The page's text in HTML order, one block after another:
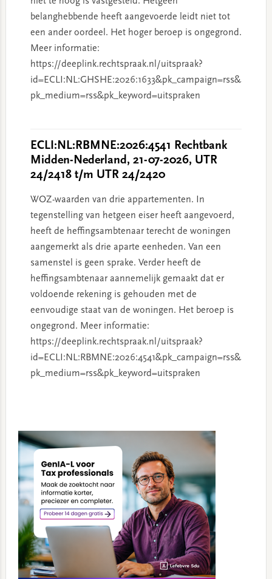
belanghebbende heeft aangevoerde leidt niet tot
een ander oordeel. Het hoger beroep is ongegrond.
Meer informatie:
https://deeplink.rechtspraak.nl/uitspraak?
id=ECLI:NL:GHSHE:2026:1633&pk_campaign=rss&
pk_medium=rss&pk_keyword=uitspraken
ECLI:NL:RBMNE:2026:4541 Rechtbank
Midden-Nederland, 21-07-2026, UTR
24/2418 t/m UTR 24/2420
WOZ-waarden van drie appartementen. In
tegenstelling van hetgeen eiser heeft aangevoerd,
heeft de heffingsambtenaar terecht de woningen
aangemerkt als drie aparte eenheden. Van een
samenstel is geen sprake. Verder heeft de
heffingsambtenaar aannemelijk gemaakt dat er
voldoende rekening is gehouden met de
eenvoudige staat van de woningen. Het beroep is
ongegrond. Meer informatie:
https://deeplink.rechtspraak.nl/uitspraak?
id=ECLI:NL:RBMNE:2026:4541&pk_campaign=rss&
pk_medium=rss&pk_keyword=uitspraken
Sidebar